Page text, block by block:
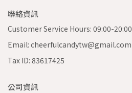
聯絡資訊
Customer Service Hours: 09:00-20:00
Email: cheerfulcandytw@gmail.com
Tax ID: 83617425
公司資訊